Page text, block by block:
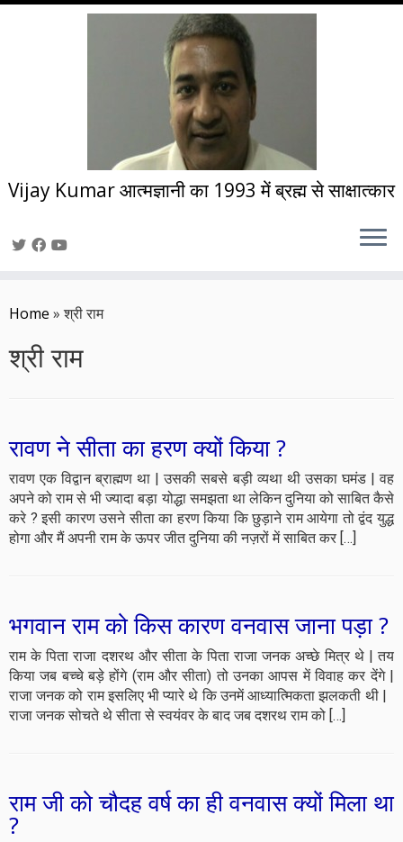
to
Vijay Kumar आत्मज्ञानी का 1993 में ब्रह्म से साक्षात्कार
Home » श्री राम
श्री राम
रावण ने सीता का हरण क्यों किया ?
रावण एक विद्वान ब्राह्मण था | उसकी सबसे बड़ी व्यथा थी उसका घमंड | वह
अपने को राम से भी ज्यादा बड़ा योद्धा समझता था लेकिन दुनिया को साबित कैसे
करे ? इसी कारण उसने सीता का हरण किया कि छुड़ाने राम आयेगा तो द्वंद युद्ध
होगा और मैं अपनी राम के ऊपर जीत दुनिया की नज़रों में साबित कर […]
भगवान राम को किस कारण वनवास जाना पड़ा ?
राम के पिता राजा दशरथ और सीता के पिता राजा जनक अच्छे मित्र थे | तय
किया जब बच्चे बड़े होंगे (राम और सीता) तो उनका आपस में विवाह कर देंगे |
राजा जनक को राम इसलिए भी प्यारे थे कि उनमें आध्यात्मिकता झलकती थी |
राजा जनक सोचते थे सीता से स्वयंवर के बाद जब दशरथ राम को […]
राम जी को चौदह वर्ष का ही वनवास क्यों मिला था
?